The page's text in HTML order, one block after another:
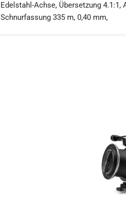
Edelstahl-Achse, Übersetzung
Schnurfassung 335 m, 0,40 mm,